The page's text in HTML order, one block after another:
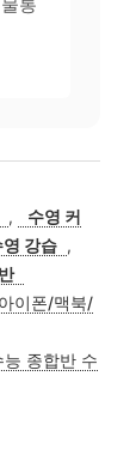
,
수영 커
강습 ,
이폰/맥북/
종합반 수